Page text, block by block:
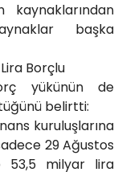
kaynaklarından
başka
Borçlu
yükünün de
belirtti:
kuruluşlarına
29 Ağustos
53,5 milyar lira